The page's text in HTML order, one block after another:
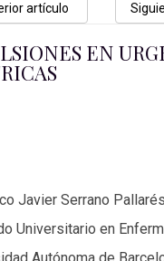
artículo
EN
Javier Serrano
Universitario en